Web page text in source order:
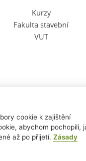
Kurzy
Fakulta stavební
VUT
2026|WebDesign and
cookie k zajištění
abychom pochopili,
až po přijetí. Zásady